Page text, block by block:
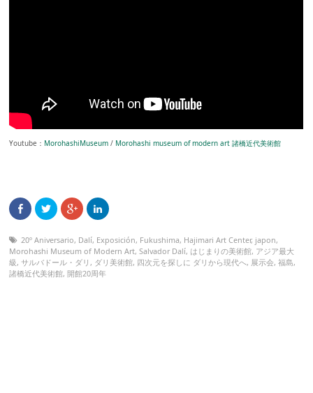
Youtube： MorohashiMuseum / Morohashi museum of modern art 諸橋近代美術館
20º Aniversario, Dalí, Exposición, Fukushima, Hajimari Art Center, japon,
Morohashi Museum of Modern Art,Salvador Dalí, はじまりの美術館, アジア最大
級, サルバドール・ダリ, ダリ美術館, 四次元を探しに ダリから現代へ, 展示会,福島,
諸橋近代美術館,開館20周年